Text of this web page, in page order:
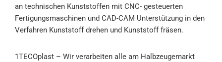
an technischen Kunststoffen mit CNC- gesteuerten
Fertigungsmaschinen und CAD-CAM Unterstützung in den
Verfahren Kunststoff drehen und Kunststoff fräsen.
1TECOplast – Wir verarbeiten alle am Halbzeugemarkt